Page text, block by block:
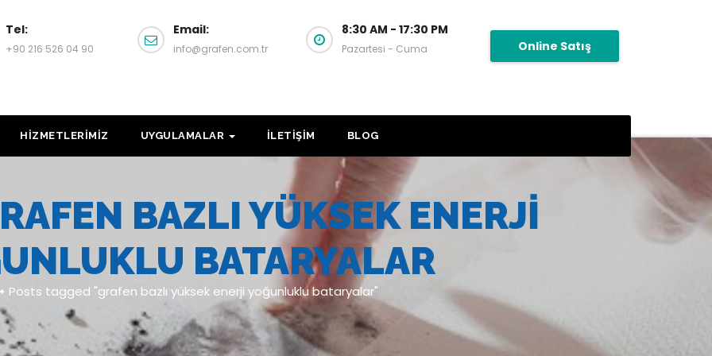
Tel:
+90 216 526 04 90
Email:
info@grafen.com.tr
8:30 AM - 17:30 PM
Pazartesi - Cuma Online Satış
HİZMETLERİMİZ UYGULAMALAR İLETİŞİM BLOG
BAZLI YÜKSEK ENERJI
BATARYALAR
Posts tagged "grafen bazlı yüksek enerji yoğunluklu bataryalar"